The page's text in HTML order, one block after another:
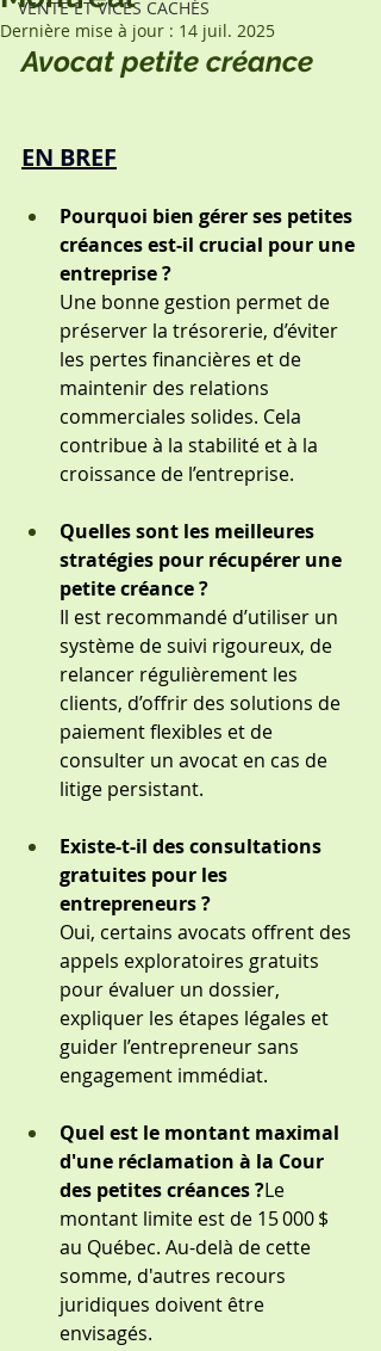
VENTE ET VICES CACHÉS
Dernière mise à jour : 14 juil. 2025
Avocat petite créance
EN BREF
Pourquoi bien gérer ses petites
créances est-il crucial pour une
entreprise ?
Une bonne gestion permet de
préserver la trésorerie, d’éviter
les pertes financières et de
maintenir des relations
commerciales solides. Cela
contribue à la stabilité et à la
croissance de l’entreprise.
Quelles sont les meilleures
stratégies pour récupérer une
petite créance ?
Il est recommandé d’utiliser un
système de suivi rigoureux, de
relancer régulièrement les
clients, d’offrir des solutions de
paiement flexibles et de
consulter un avocat en cas de
litige persistant.
Existe-t-il des consultations
gratuites pour les
entrepreneurs ?
Oui, certains avocats offrent des
appels exploratoires gratuits
pour évaluer un dossier,
expliquer les étapes légales et
guider l’entrepreneur sans
engagement immédiat.
Quel est le montant maximal
d'une réclamation à la Cour
des petites créances ?Le
montant limite est de 15 000 $
au Québec. Au-delà de cette
somme, d'autres recours
juridiques doivent être
envisagés.